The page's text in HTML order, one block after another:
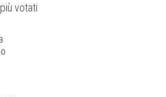
votati